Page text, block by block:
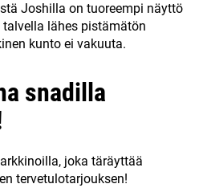
Joshilla on tuoreempi näyttö
talvella lähes pistämätön
kunto ei vakuuta.
snadilla
joka täräyttää
tervetulotarjouksen!